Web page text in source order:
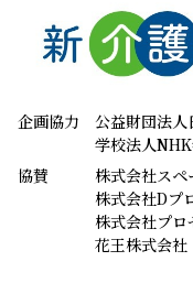
企画協力
公益財団法
学校法人
協賛
株式会社スペ
株式会社Dプ
株式会社プロ
花王株式会社